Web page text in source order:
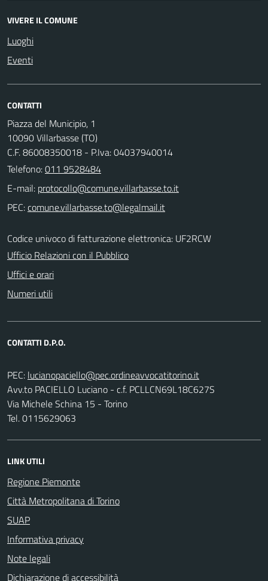
VIVERE IL COMUNE
Luoghi
Eventi
CONTATTI
Piazza del Municipio, 1
10090 Villarbasse (TO)
C.F. 86008350018 - P.Iva: 04037940014
Telefono:011 9528484
E-mail:
PEC:
Codice univoco di fatturazione elettronica: UF2RCW
Ufficio Relazioni con il Pubblico
Uffici e orari
Numeri utili
CONTATTI D.P.O.
PEC:
Avv.to PACIELLO Luciano - c.f. PCLLCN69L18C627S
Via Michele Schina 15 - Torino
Tel. 0115629063
LINK UTILI
Regione Piemonte
Città Metropolitana di Torino
SUAP
Informativa privacy
Note legali
Dichiarazione di accessibilità